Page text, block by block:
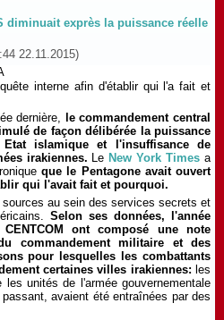
diminuait exprès la puissance réelle
22.11.2015)
interne afin d'établir qui l'a fait et
dernière,
le commandement central
de façon délibérée la puissance
islamique et l'insuffisance de
irakiennes. Le New York Times a
que le Pentagone avait ouvert
qui l'avait fait et pourquoi.
au sein des services secrets et
Selon ses données, l'année
ont composé une note
commandement militaire et des
pour lesquelles les combattants
certaines villes irakiennes: les
unités de l'armée gouvernementale
avaient été entraînées par des